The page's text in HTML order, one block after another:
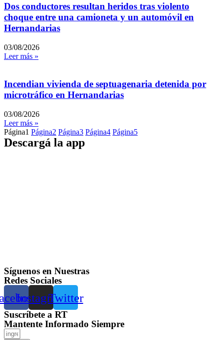
Dos conductores resultan heridos tras violento
choque entre una camioneta y un automóvil en
Hernandarias
03/08/2026
Leer más »
Incendian vivienda de septuagenaria detenida por
microtráfico en Hernandarias
03/08/2026
Leer más »
Página1 Página2 Página3 Página4 Página5
Descargá la app
Síguenos en Nuestras
Redes Sociales
InstagramTwitter
Suscríbete a RT
Mantente Informado Siempre